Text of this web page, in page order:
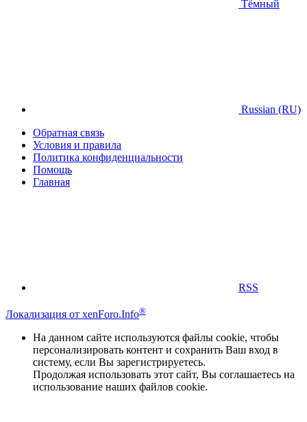
Тёмный
Russian (RU)
Обратная связь
Условия и правила
Политика конфиденциальности
Помощь
Главная
RSS
Локализация от xenForo.Info®
На данном сайте используются файлы cookie, чтобы
персонализировать контент и сохранить Ваш вход в
систему, если Вы зарегистрируетесь.
Продолжая использовать этот сайт, Вы соглашаетесь на
использование наших файлов cookie.